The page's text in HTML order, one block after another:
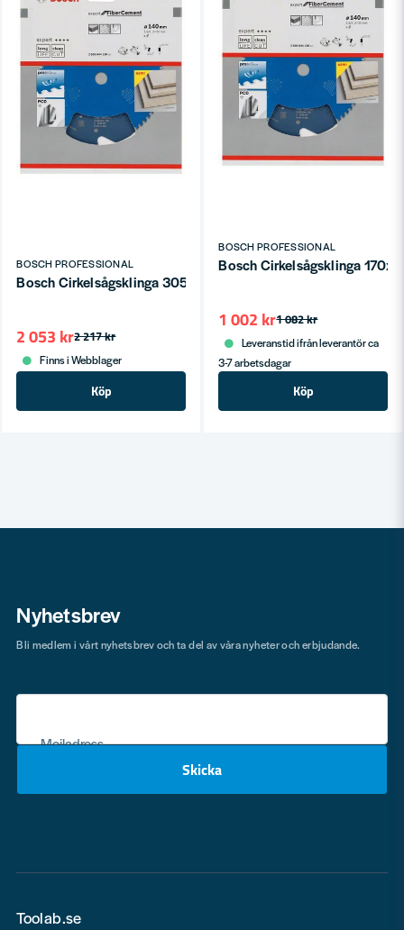
BOSCH PROFESSIONAL
Bosch Cirkelsågsklinga 305x30x2,2mm 8T EXPERT FOR
2 217 kr
2 053 kr
Finns i Webblager
Köp
BOSCH PROFESSIONAL
Bosch Cirkelsågsklinga
1 082 kr
1 002 kr
Leveranstid ifrån leverantör ca
3-7 arbetsdagar
Köp
Nyhetsbrev
Mejladress
Skicka
Bli medlem i vårt nyhetsbrev och ta del av våra nyheter och erbjudande.
Toolab.se